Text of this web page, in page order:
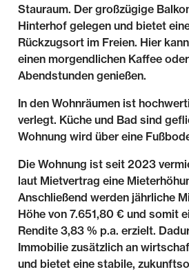
Stauraum. Der großzügige
Hinterhof gelegen und bietet
Rückzugsort im Freien. Hier
einen morgendlichen Kaffee
Abendstunden genießen.
In den Wohnräumen ist
verlegt. Küche und Bad sind
Wohnung wird über eine
Die Wohnung ist seit 2023
laut Mietvertrag eine
Anschließend werden jährliche
Höhe von 7.651,80 € und somit
Rendite 3,83 % p.a. erzielt.
Immobilie zusätzlich an
und bietet eine stabile,